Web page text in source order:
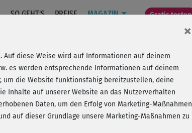
SO GEHT'S PREISE MAGAZIN Gratis testen
×
Auf diese Weise wird auf Informationen auf deinem
es werden entsprechende Informationen auf deinem
um die Website funktionsfähig bereitzustellen, deine
Inhalte auf unserer Website an das Nutzerverhalten
Daten, um den Erfolg von Marketing-Maßnahmen
auf dieser Grundlage unsere Marketing-Maßnahmen zu